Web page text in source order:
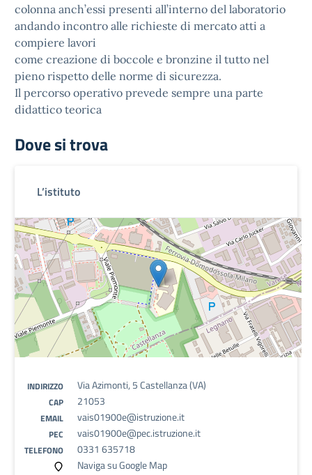
colonna anch’essi presenti all’interno del laboratorio
andando incontro alle richieste di mercato atti a
compiere lavori
come creazione di boccole e bronzine il tutto nel
pieno rispetto delle norme di sicurezza.
Il percorso operativo prevede sempre una parte
didattico teorica
Dove si trova
L’istituto
INDIRIZZO Via Azimonti, 5 Castellanza (VA)
CAP 21053
EMAIL vais01900e@istruzione.it
PEC vais01900e@pec.istruzione.it
TELEFONO
0331 635718
Naviga su Google Map